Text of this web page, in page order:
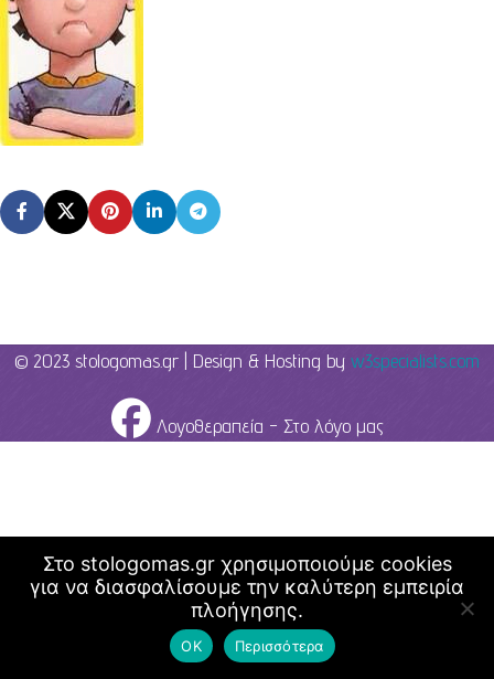
© 2023 stologomas.gr | Design & Hosting by w3specialists.com
Λογοθεραπεία - Στο λόγο μας
Στο stologomas.gr χρησιμοποιούμε cookies
για να διασφαλίσουμε την καλύτερη εμπειρία
πλοήγησης.
ΟΚ Περισσότερα